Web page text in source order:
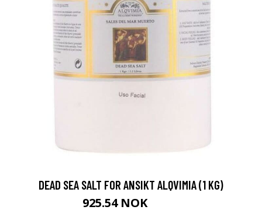
DEAD SEA SALT FOR ANSIKT ALQVIMIA (1 KG)
925.54 NOK